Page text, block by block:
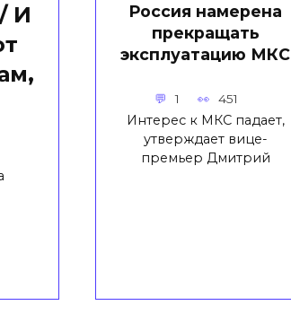
И
Россия намерена
прекращать
эксплуатацию МКС
1 451
Интерес к МКС падает,
утверждает вице-
премьер Дмитрий